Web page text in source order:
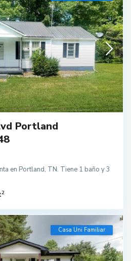
Portland
en Portland, TN. Tiene 1 baño y 3
2
Casa Uni Familiar